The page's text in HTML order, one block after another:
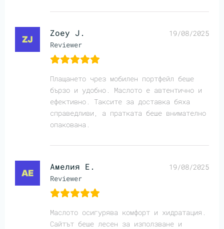
Zoey J.
Reviewer
19/08/2025
Плащането чрез мобилен портфейл беше
бързо и удобно. Маслото е автентично и
ефективно. Таксите за доставка бяха
справедливи, а пратката беше внимателно
опакована.
Амелия Е.
Reviewer
19/08/2025
Маслото осигурява комфорт и хидратация.
Сайтът беше лесен за използване и